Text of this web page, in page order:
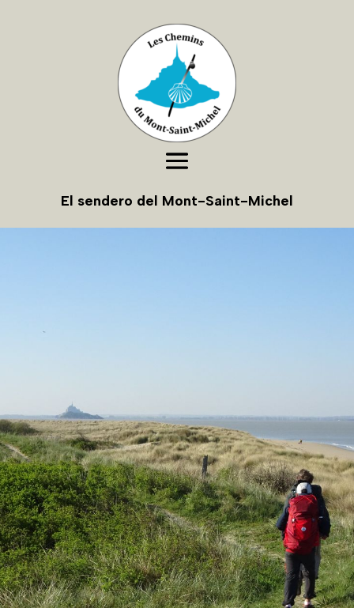
El sendero del Mont-Saint-Michel